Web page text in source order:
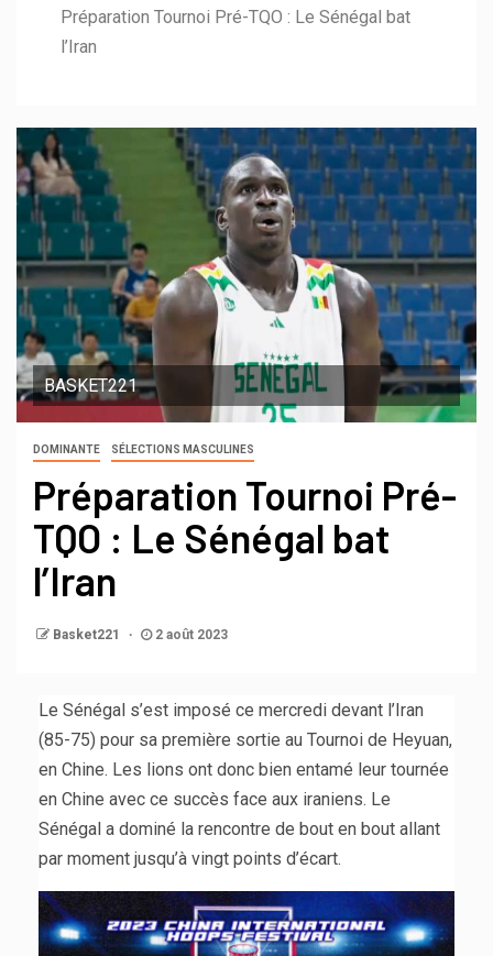
Préparation Tournoi Pré-TQO : Le Sénégal bat
l’Iran
BASKET221
DOMINANTE SÉLECTIONS MASCULINES
Préparation Tournoi Pré-
TQO : Le Sénégal bat
l’Iran
Basket221 2 août 2023
Le Sénégal s’est imposé ce mercredi devant l’Iran
(85-75) pour sa première sortie au Tournoi de Heyuan,
en Chine. Les lions ont donc bien entamé leur tournée
en Chine avec ce succès face aux iraniens. Le
Sénégal a dominé la rencontre de bout en bout allant
par moment jusqu’à vingt points d’écart.